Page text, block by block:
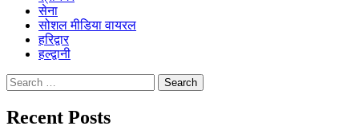
सेना
सोशल मीडिया वायरल
हरिद्वार
हल्द्वानी
Search
for:
Recent Posts